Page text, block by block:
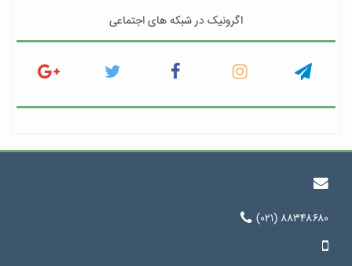
اگرونیک در شبکه های اجتماعی
(۰۲۱) ۸۸۳۴۸۶۸۰